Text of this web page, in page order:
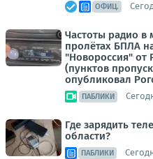
ОФИЦ.
Частоты радио
пролётах БПЛА
"Новороссия" от
(пунктов
опубликовал
ПАБЛИКИ
Где зарядить
области?
ПАБЛИКИ